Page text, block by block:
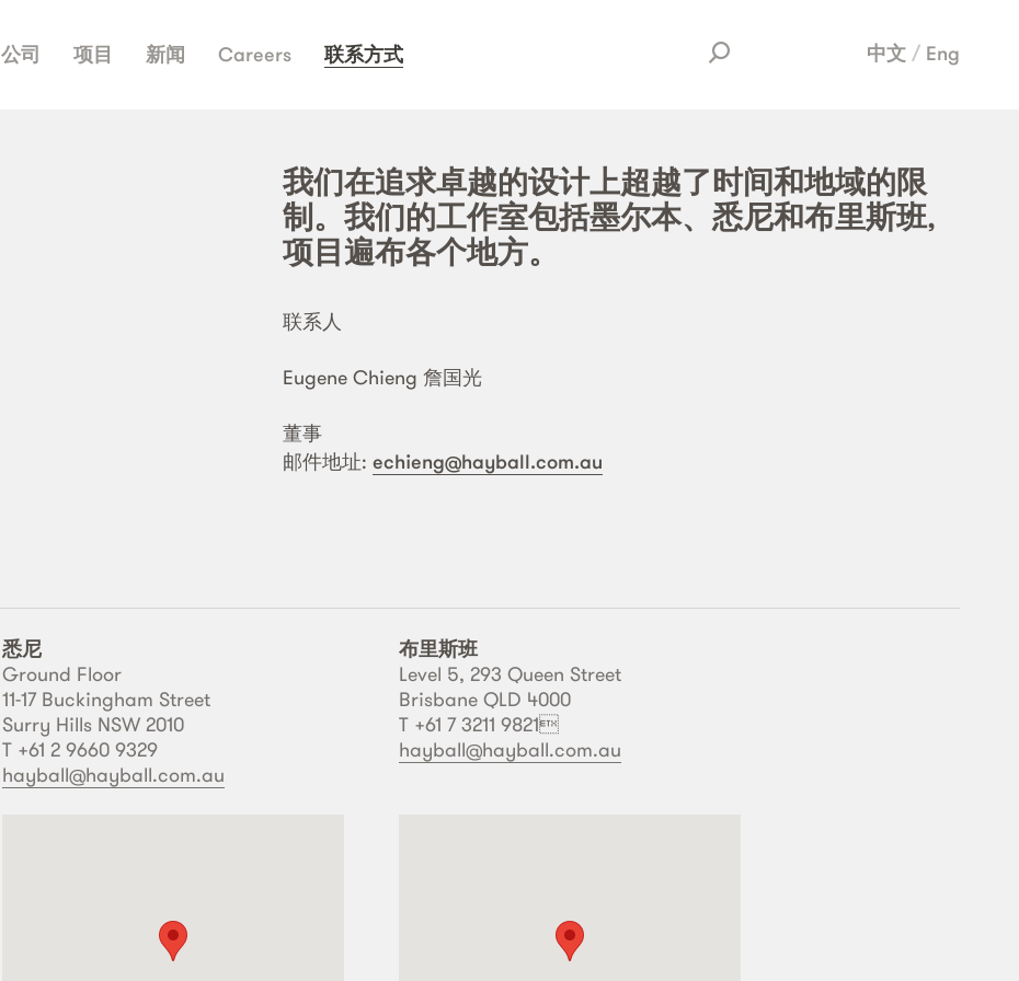
中文 Eng
公司 项目 新闻 Careers 联系方式
我们在追求卓越的设计上超越了时间和地域的限
制。我们的工作室包括墨尔本、悉尼和布里斯班,
项目遍布各个地方。
联系人
Eugene Chieng 詹国光
董事
邮件地址: echieng@hayball.com.au
悉尼
Ground Floor
11-17 Buckingham Street
Surry Hills NSW 2010
T +61 2 9660 9329
hayball@hayball.com.au
布里斯班
Level 5, 293 Queen Street
Brisbane QLD 4000
T +61 7 3211 9821
hayball@hayball.com.au